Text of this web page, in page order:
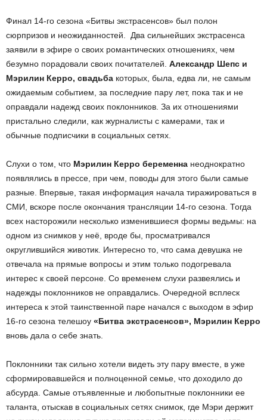
Финал 14-го сезона «Битвы экстрасенсов» был полон
сюрпризов и неожиданностей. Два сильнейших экстрасенса
заявили в эфире о своих романтических отношениях, чем
безумно порадовали своих почитателей. Александр Шепс и
Мэрилин Керро, свадьба которых, была, едва ли, не самым
ожидаемым событием, за последние пару лет, пока так и не
оправдали надежд своих поклонников. За их отношениями
пристально следили, как журналисты с камерами, так и
обычные подписчики в социальных сетях.
Слухи о том, что Мэрилин Керро беременна неоднократно
появлялись в прессе, при чем, поводы для этого были самые
разные. Впервые, такая информация начала тиражироваться в
СМИ, вскоре после окончания трансляции 14-го сезона. Тогда
всех насторожили несколько изменившиеся формы ведьмы: на
одном из снимков у неё, вроде бы, просматривался
округлившийся животик. Интересно то, что сама девушка не
отвечала на прямые вопросы и этим только подогревала
интерес к своей персоне. Со временем слухи развеялись и
надежды поклонников не оправдались. Очередной всплеск
интереса к этой таинственной паре начался с выходом в эфир
16-го сезона телешоу «Битва экстрасенсов», Мэрилин Керро
вновь дала о себе знать.
Поклонники так сильно хотели видеть эту пару вместе, в уже
сформировавшейся и полноценной семье, что доходило до
абсурда. Самые отъявленные и любопытные поклонники ее
таланта, отыскав в социальных сетях снимок, где Мэри держит